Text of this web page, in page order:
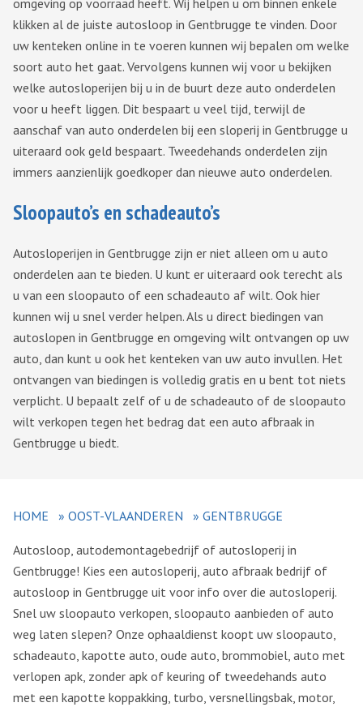
omgeving op voorraad heeft. Wij helpen u om binnen enkele
klikken al de juiste autosloop in Gentbrugge te vinden. Door
uw kenteken online in te voeren kunnen wij bepalen om welke
soort auto het gaat. Vervolgens kunnen wij voor u bekijken
welke autosloperijen bij u in de buurt deze auto onderdelen
voor u heeft liggen. Dit bespaart u veel tijd, terwijl de
aanschaf van auto onderdelen bij een sloperij in Gentbrugge u
uiteraard ook geld bespaart. Tweedehands onderdelen zijn
immers aanzienlijk goedkoper dan nieuwe auto onderdelen.
Sloopauto’s en schadeauto’s
Autosloperijen in Gentbrugge zijn er niet alleen om u auto
onderdelen aan te bieden. U kunt er uiteraard ook terecht als
u van een sloopauto of een schadeauto af wilt. Ook hier
kunnen wij u snel verder helpen. Als u direct biedingen van
autoslopen in Gentbrugge en omgeving wilt ontvangen op uw
auto, dan kunt u ook het kenteken van uw auto invullen. Het
ontvangen van biedingen is volledig gratis en u bent tot niets
verplicht. U bepaalt zelf of u de schadeauto of de sloopauto
wilt verkopen tegen het bedrag dat een auto afbraak in
Gentbrugge u biedt.
HOME » OOST-VLAANDEREN » GENTBRUGGE
Autosloop, autodemontagebedrijf of autosloperij in
Gentbrugge! Kies een autosloperij, auto afbraak bedrijf of
autosloop in Gentbrugge uit voor info over die autosloperij.
Snel uw sloopauto verkopen, sloopauto aanbieden of auto
weg laten slepen? Onze ophaaldienst koopt uw sloopauto,
schadeauto, kapotte auto, oude auto, brommobiel, auto met
verlopen apk, zonder apk of keuring of tweedehands auto
met een kapotte koppakking, turbo, versnellingsbak, motor,